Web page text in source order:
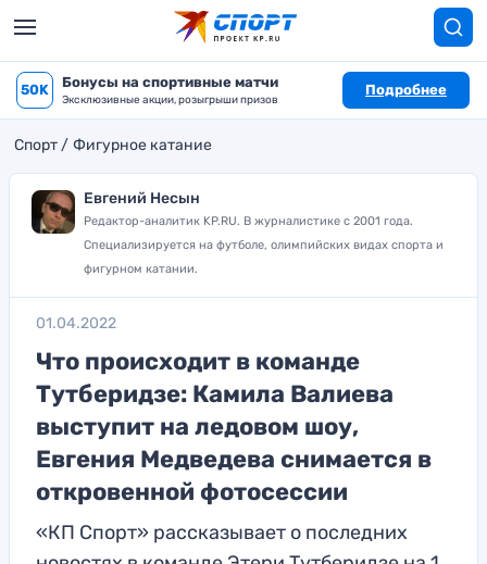
50K Бонусы на спортивные матчи
Эксклюзивные акции, розыгрыши призов
Подробнее
Спорт Фигурное катание
Евгений Несын
Редактор-аналитик KP.RU. В журналистике с 2001 года.
Специализируется на футболе, олимпийских видах спорта и
фигурном катании.
01.04.2022
Что происходит в команде
Тутберидзе: Камила Валиева
выступит на ледовом шоу,
Евгения Медведева снимается в
откровенной фотосессии
«КП Спорт» рассказывает о последних